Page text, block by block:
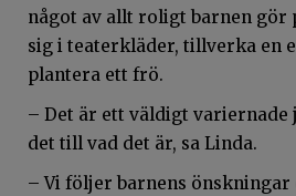
något av allt roligt barnen gör
sig i teaterkläder, tillverka en
plantera ett frö.
– Det är ett väldigt variernade
det till vad det är, sa Linda.
– Vi följer barnens önskningar